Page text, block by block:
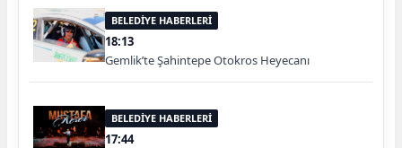
BELEDİYE HABERLERİ
18:13
Gemlik’te Şahintepe Otokros Heyecanı
BELEDİYE HABERLERİ
17:44